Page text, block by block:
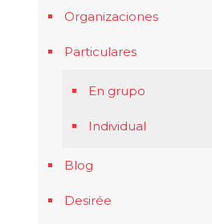
Organizaciones
Particulares
En grupo
Individual
Blog
Desirée